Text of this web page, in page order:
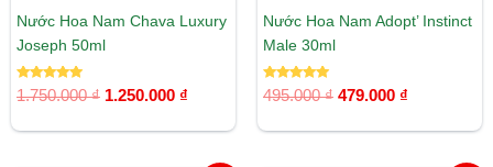
Nước Hoa Nam Chava Luxury
Joseph 50ml
Được xếp
hạng
1.750.000₫ 1.250.000 ₫
Nước Hoa Nam Adopt’ Instinct
Male 30ml
Được xếp
hạng
495.000₫ 479.000 ₫